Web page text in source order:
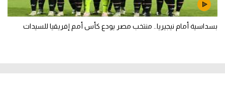
بسداسية أمام نيجيريا.. منتخب مصر يودع كأس أمم إفريقيا للسيدات